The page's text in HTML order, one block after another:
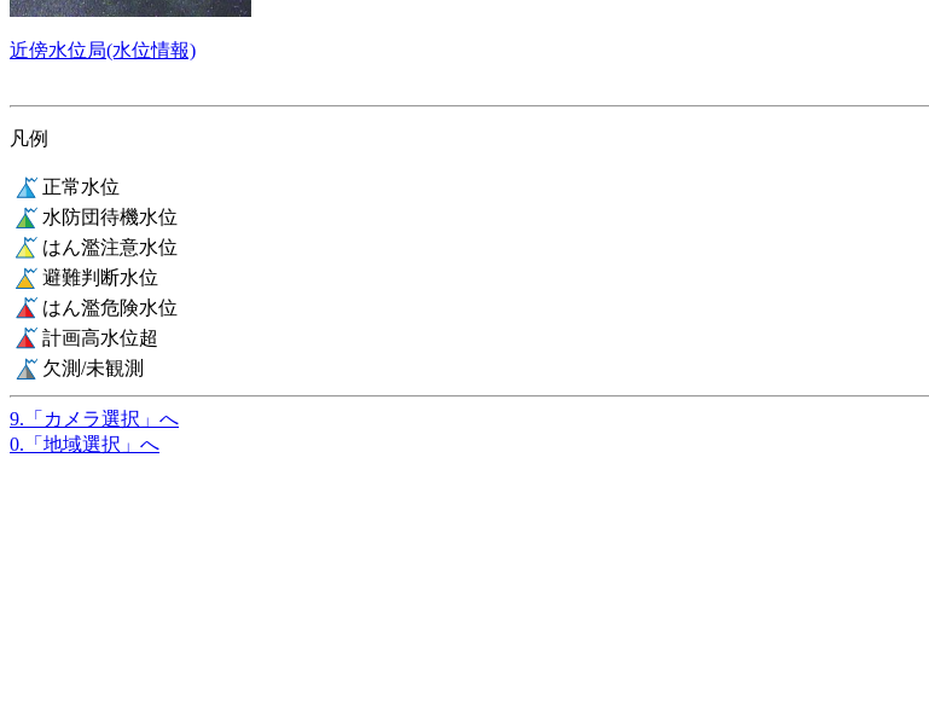
近傍水位局(水位情報)
凡例
正常水位
水防団待機水位
はん濫注意水位
避難判断水位
はん濫危険水位
計画高水位超
欠測/未観測
9.「カメラ選択」へ
0.「地域選択」へ